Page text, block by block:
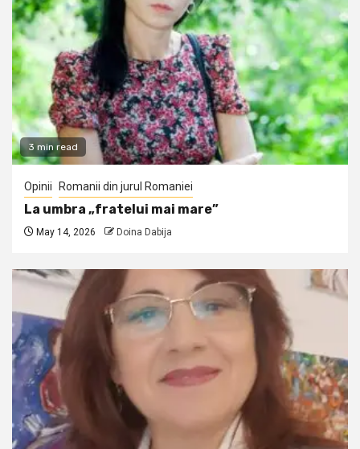
3 min read
Opinii Romanii din jurul Romaniei
La umbra „fratelui mai mare”
May 14, 2026 Doina Dabija